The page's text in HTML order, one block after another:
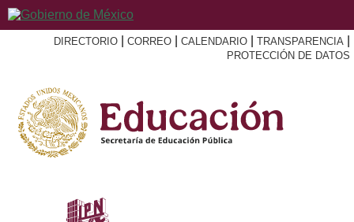
DIRECTORIO CORREO CALENDARIO TRANSPARENCIA
PROTECCIÓN DE DATOS